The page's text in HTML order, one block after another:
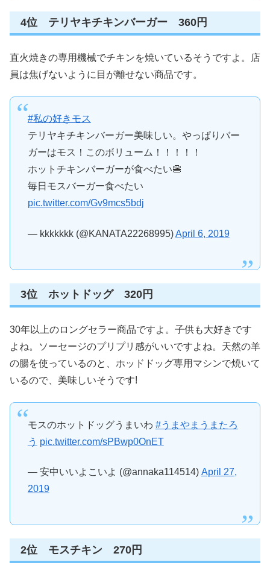
4位 テリヤキチキンバーガー 360円
直火焼きの専用機械でチキンを焼いているそうですよ。店
員は焦げないように目が離せない商品です。
#私の好きモス
テリヤキチキンバーガー美味しい。やっぱりバー
ガーはモス！このボリューム！！！！！
ホットチキンバーガーが食べたい🍔
毎日モスバーガー食べたい
pic.twitter.com/Gv9mcs5bdj
— kkkkkkk (@KANATA22268995)April 6, 2019
3位 ホットドッグ 320円
30年以上のロングセラー商品ですよ。子供も大好きです
よね。ソーセージのプリプリ感がいいですよね。天然の羊
の腸を使っているのと、ホッドドッグ専用マシンで焼いて
いるので、美味しいそうです!
モスのホットドッグうまいわ #うまやまうまたろ
う pic.twitter.com/sPBwp0OnET
— 安中いいよこいよ (@annaka114514) April 27,
2019
2位 モスチキン 270円